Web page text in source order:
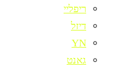
ריפליי
דיזל
YN
גאנט